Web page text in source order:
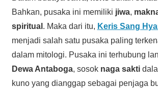
Bahkan, pusaka ini memiliki jiwa,
spiritual . Maka dari itu, Keris Sang
menjadi salah satu pusaka paling
dalam mitologi. Pusaka ini terhubung
Dewa Antaboga, sosok naga sakti
kuno yang dianggap sebagai penjaga